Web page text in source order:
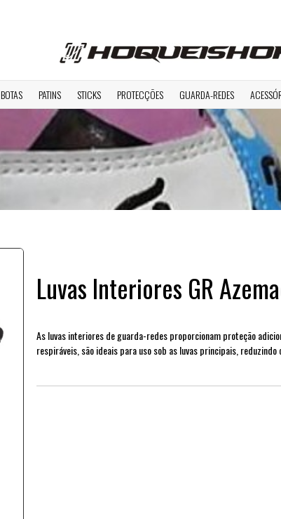
BOTAS PATINS STICKS PROTECÇÕES GUARDA-REDES
Luvas Interiores GR
As luvas interiores de guarda-redes proporcionam proteção
respiráveis, são ideais para uso sob as luvas principais, reduzindo